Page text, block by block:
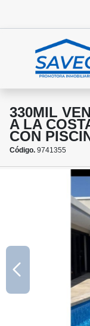
330MIL
A LA
CON
Código. 9741355